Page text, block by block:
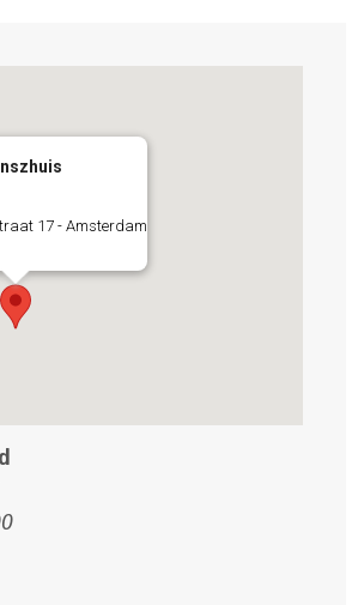
17 - Amsterdam